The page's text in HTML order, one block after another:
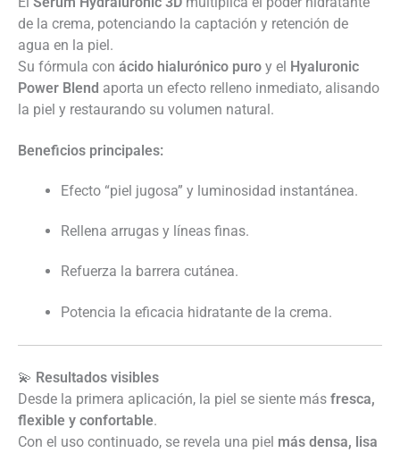
de la crema, potenciando la captación y retención de
agua en la piel.
Su fórmula con ácido hialurónico puro y el Hyaluronic
Power Blend aporta un efecto relleno inmediato, alisando
la piel y restaurando su volumen natural.
Beneficios principales:
Efecto “piel jugosa” y luminosidad instantánea.
Rellena arrugas y líneas finas.
Refuerza la barrera cutánea.
Potencia la eficacia hidratante de la crema.
💫 Resultados visibles
Desde la primera aplicación, la piel se siente más fresca,
flexible y confortable.
Con el uso continuado, se revela una piel más densa, lisa